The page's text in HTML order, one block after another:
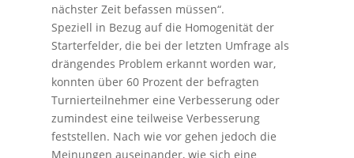
nächster Zeit befassen müssen“.
Speziell in Bezug auf die Homogenität der
Starterfelder, die bei der letzten Umfrage als
drängendes Problem erkannt worden war,
konnten über 60 Prozent der befragten
Turnierteilnehmer eine Verbesserung oder
zumindest eine teilweise Verbesserung
feststellen. Nach wie vor gehen jedoch die
Meinungen auseinander, wie sich eine